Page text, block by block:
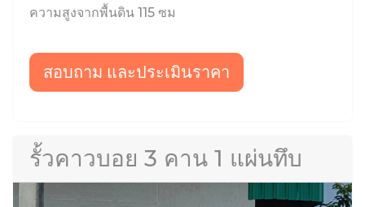
ความสูงจากพื้นดิน 115 ซม
สอบถาม และประเมินราคา
รั้วคาวบอย 3 คาน 1 แผ่นทึบ